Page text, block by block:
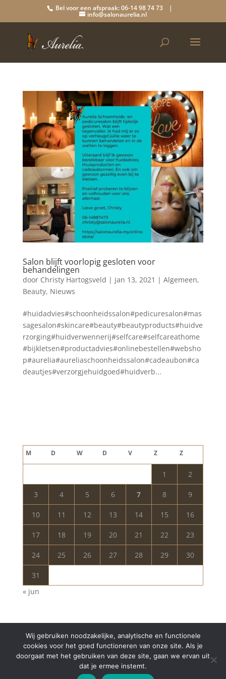
Bel voor een afspraak: 06-14 98 74 73 |
info@salonaurelia.nl
Salon blijft voorlopig gesloten voor
behandelingen
door Christy Hartogsveld | jan 13, 2021 | Algemeen,
Beauty, Nieuws
#huidadvies#schoonheidssalon#pedicuresalon#mas
sagesalon#skincare#beauty#beautyproducts#huidve
rzorging#huidverwennerij#selfcare#selfcareathome
#bijkletsen#productadvies#onlinebestellen#websho
p#aurelia#aureliaschoonheidssalon#cadeaubon#ca
deautjes#verzorgjehuidgoed#huidverb...
M D W D V Z Z
1 2
3 4 5 6 7 8 9
10 11 12 13 14 15 16
17 18 19 20 21 22 23
24 25 26 27 28 29 30
31
« jun
Copyright © 2024 Aurelia Schoonheidssalon | All
Wij gebruiken noodzakelijke, analytische en functionele
cookies voor het goed functioneren van onze site. Als je
doorgaat met het gebruiken van deze site, gaan we ervan uit
dat je ermee instemt.